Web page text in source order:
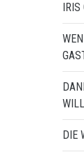
IRIS
DIE